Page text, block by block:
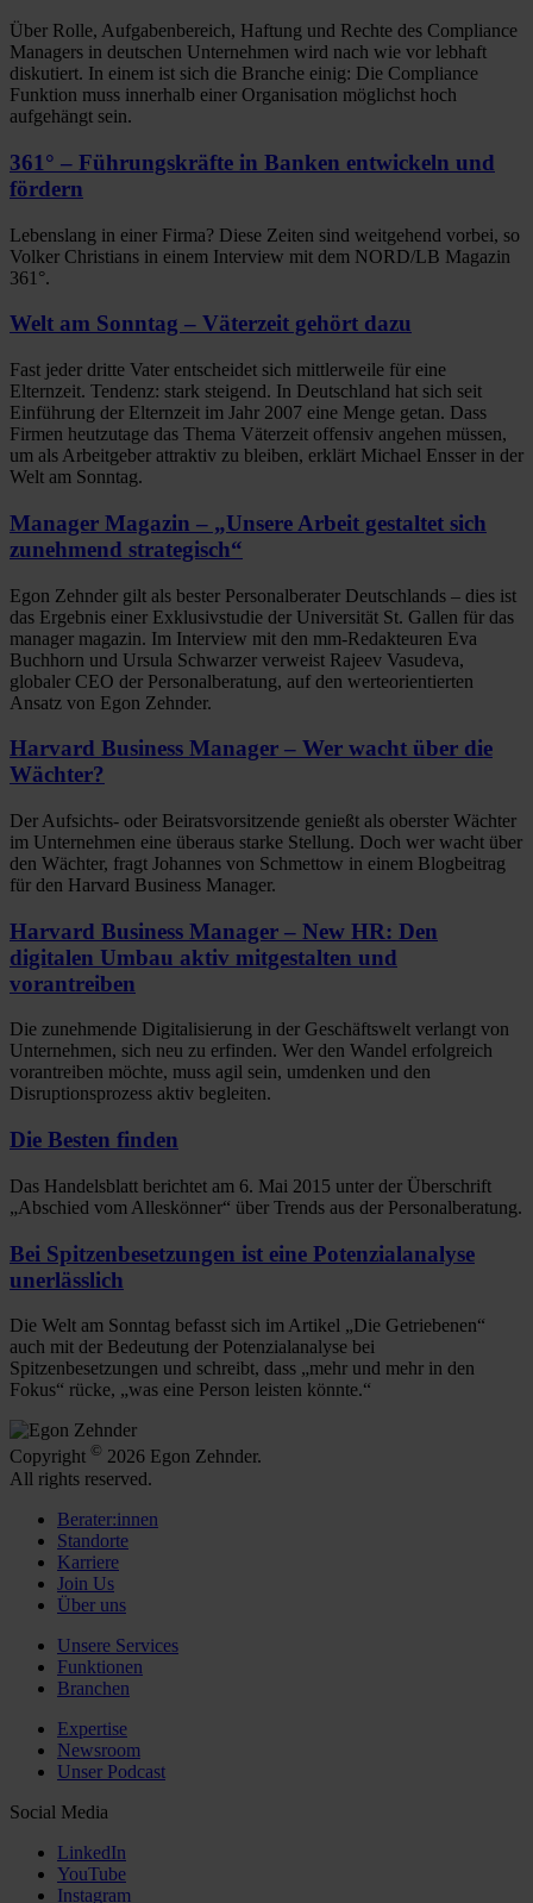
Über Rolle, Aufgabenbereich, Haftung und Rechte des Compliance
Managers in deutschen Unternehmen wird nach wie vor lebhaft
diskutiert. In einem ist sich die Branche einig: Die Compliance
Funktion muss innerhalb einer Organisation möglichst hoch
aufgehängt sein.
361° – Führungskräfte in Banken entwickeln und
fördern
Lebenslang in einer Firma? Diese Zeiten sind weitgehend vorbei, so
Volker Christians in einem Interview mit dem NORD/LB Magazin
361°.
Welt am Sonntag – Väterzeit gehört dazu
Fast jeder dritte Vater entscheidet sich mittlerweile für eine
Elternzeit. Tendenz: stark steigend. In Deutschland hat sich seit
Einführung der Elternzeit im Jahr 2007 eine Menge getan. Dass
Firmen heutzutage das Thema Väterzeit offensiv angehen müssen,
um als Arbeitgeber attraktiv zu bleiben, erklärt Michael Ensser in der
Welt am Sonntag.
Manager Magazin – „Unsere Arbeit gestaltet sich
zunehmend strategisch“
Egon Zehnder gilt als bester Personalberater Deutschlands – dies ist
das Ergebnis einer Exklusivstudie der Universität St. Gallen für das
manager magazin. Im Interview mit den mm-Redakteuren Eva
Buchhorn und Ursula Schwarzer verweist Rajeev Vasudeva,
globaler CEO der Personalberatung, auf den werteorientierten
Ansatz von Egon Zehnder.
Harvard Business Manager – Wer wacht über die
Wächter?
Der Aufsichts- oder Beiratsvorsitzende genießt als oberster Wächter
im Unternehmen eine überaus starke Stellung. Doch wer wacht über
den Wächter, fragt Johannes von Schmettow in einem Blogbeitrag
für den Harvard Business Manager.
Harvard Business Manager – New HR: Den
digitalen Umbau aktiv mitgestalten und
vorantreiben
Die zunehmende Digitalisierung in der Geschäftswelt verlangt von
Unternehmen, sich neu zu erfinden. Wer den Wandel erfolgreich
vorantreiben möchte, muss agil sein, umdenken und den
Disruptionsprozess aktiv begleiten.
Die Besten finden
Das Handelsblatt berichtet am 6. Mai 2015 unter der Überschrift
„Abschied vom Alleskönner“ über Trends aus der Personalberatung.
Bei Spitzenbesetzungen ist eine Potenzialanalyse
unerlässlich
Die Welt am Sonntag befasst sich im Artikel „Die Getriebenen“
auch mit der Bedeutung der Potenzialanalyse bei
Spitzenbesetzungen und schreibt, dass „mehr und mehr in den
Fokus“ rücke, „was eine Person leisten könnte.“
Copyright © 2026 Egon Zehnder.
All rights reserved.
Berater:innen
Standorte
Karriere
Join Us
Über uns
Unsere Services
Funktionen
Branchen
Expertise
Newsroom
Unser Podcast
Social Media
LinkedIn
YouTube
Instagram